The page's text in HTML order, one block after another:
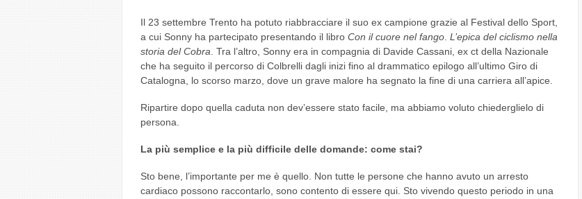
Il 23 settembre Trento ha potuto riabbracciare il suo ex campione grazie al Festival dello Sport,
a cui Sonny ha partecipato presentando il libro Con il cuore nel fango. L’epica del ciclismo nella
storia del Cobra . Tra l’altro, Sonny era in compagnia di Davide Cassani, ex ct della Nazionale
che ha seguito il percorso di Colbrelli dagli inizi fino al drammatico epilogo all’ultimo Giro di
Catalogna, lo scorso marzo, dove un grave malore ha segnato la fine di una carriera all’apice.
Ripartire dopo quella caduta non dev’essere stato facile, ma abbiamo voluto chiederglielo di
persona.
La più semplice e la più difficile delle domande: come stai?
Sto bene, l’importante per me è quello. Non tutte le persone che hanno avuto un arresto
cardiaco possono raccontarlo, sono contento di essere qui. Sto vivendo questo periodo in una